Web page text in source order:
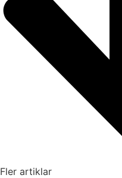
Fler artiklar